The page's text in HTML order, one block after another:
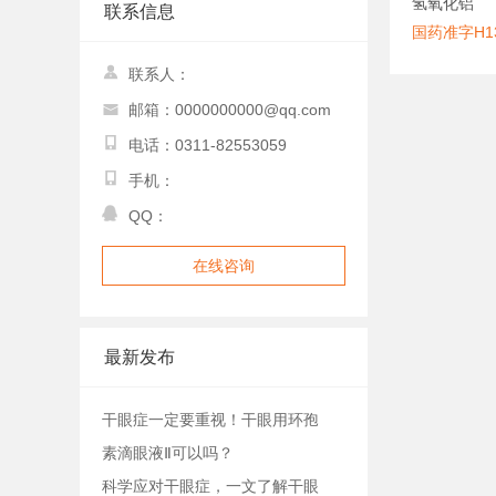
国药准字
联系信息
联系人：
邮箱：0000000000@qq.com
电话：0311-82553059
手机：
QQ：
在线咨询
最新发布
干眼症一定要重视！干眼用环孢
素滴眼液Ⅱ可以吗？
科学应对干眼症，一文了解干眼